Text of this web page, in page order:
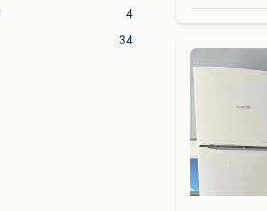
4
34